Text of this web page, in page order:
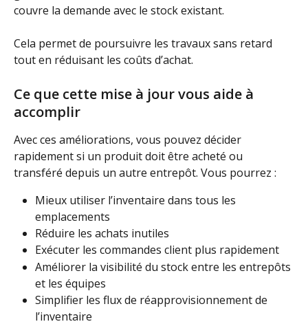
couvre la demande avec le stock existant.
Cela permet de poursuivre les travaux sans retard
tout en réduisant les coûts d’achat.
Ce que cette mise à jour vous aide à
accomplir
Avec ces améliorations, vous pouvez décider
rapidement si un produit doit être acheté ou
transféré depuis un autre entrepôt. Vous pourrez :
Mieux utiliser l’inventaire dans tous les
emplacements
Réduire les achats inutiles
Exécuter les commandes client plus rapidement
Améliorer la visibilité du stock entre les entrepôts
et les équipes
Simplifier les flux de réapprovisionnement de
l’inventaire